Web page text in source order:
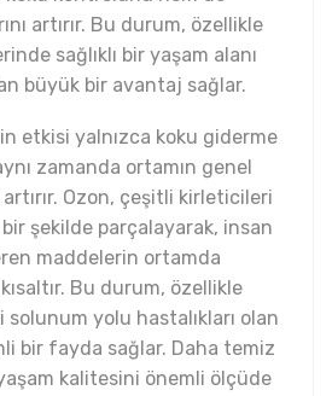
artırır. Bu durum, özellikle
sağlıklı bir yaşam alanı
büyük bir avantaj sağlar.
etkisi yalnızca koku giderme
zamanda ortamın genel
Ozon, çeşitli kirleticileri
bir şekilde parçalayarak, insan
maddelerin ortamda
Bu durum, özellikle
solunum yolu hastalıkları olan
bir fayda sağlar. Daha temiz
kalitesini önemli ölçüde